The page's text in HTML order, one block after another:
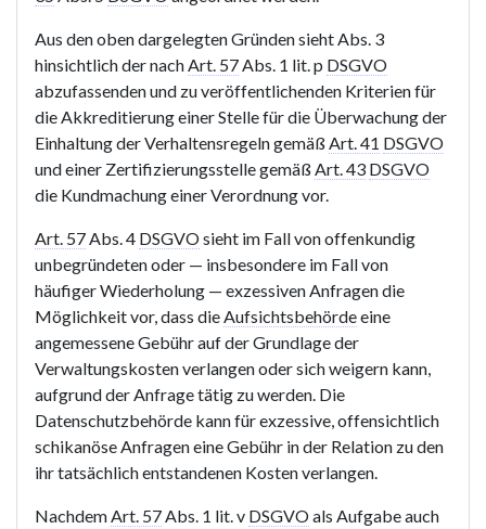
Aus den oben dargelegten Gründen sieht Abs. 3
hinsichtlich der nachArt. 57Abs. 1 lit. p DSGVO
abzufassenden und zu veröffentlichenden Kriterien für
die Akkreditierung einer Stelle für die Überwachung der
Einhaltung der Verhaltensregeln gemäßArt. 41 DSGVO
und einer Zertifizierungsstelle gemäßArt. 43 DSGVO
die Kundmachung einer Verordnung vor.
Art. 57Abs. 4 DSGVOsieht im Fall von offenkundig
unbegründeten oder — insbesondere im Fall von
häufiger Wiederholung — exzessiven Anfragen die
Möglichkeit vor, dass dieAufsichtsbehördeeine
angemessene Gebühr auf der Grundlage der
Verwaltungskosten verlangen oder sich weigern kann,
aufgrund der Anfrage tätig zu werden. Die
Datenschutzbehörde kann für exzessive, offensichtlich
schikanöse Anfragen eine Gebühr in der Relation zu den
ihr tatsächlich entstandenen Kosten verlangen.
NachdemArt. 57Abs. 1 lit. v DSGVOals Aufgabe auch